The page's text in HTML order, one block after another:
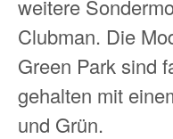
weitere
Clubman. Die
Green Park sind
gehalten mit
und Grün.